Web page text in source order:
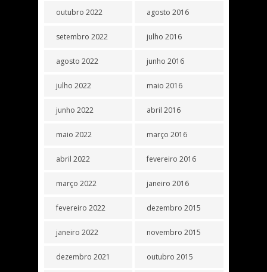
outubro 2022
setembro 2022
agosto 2022
julho 2022
junho 2022
maio 2022
abril 2022
março 2022
fevereiro 2022
janeiro 2022
dezembro 2021
agosto 2016
julho 2016
junho 2016
maio 2016
abril 2016
março 2016
fevereiro 2016
janeiro 2016
dezembro 2015
novembro 2015
outubro 2015